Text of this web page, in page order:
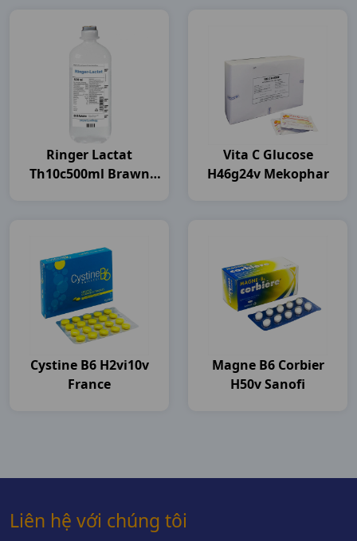
Ringer Lactat
Th10c500ml Brawn
Vita C Glucose
H46g24v Mekophar
Cystine B6 H2vi10v
France
Magne B6 Corbier
H50v Sanofi
Liên hệ với chúng tôi